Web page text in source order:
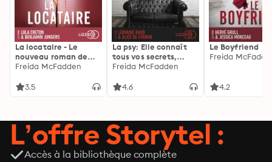
La locataire - Le
nouveau roman de
l'autrice de La femme
Freida McFadden
3.5
La psy: Elle connaît
tous vos secrets,
découvrez les siens ...
Freida McFadden
4.6
Le Boyfriend
Freida
4.2
L’offre Storytel :
Accès à la bibliothèque complète